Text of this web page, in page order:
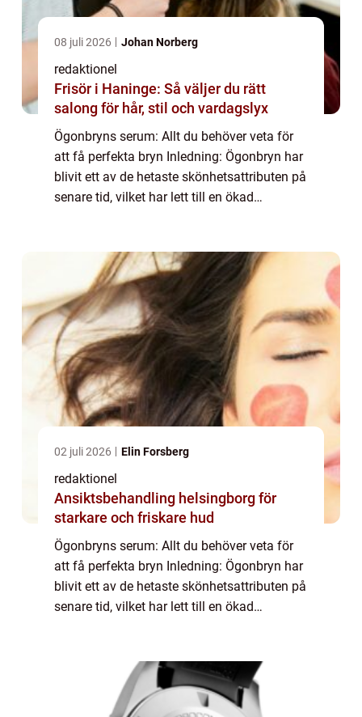
08 juli 2026 Johan Norberg
redaktionel
Frisör i Haninge: Så väljer du rätt
salong för hår, stil och vardagslyx
Ögonbryns serum: Allt du behöver veta för
att få perfekta bryn Inledning: Ögonbryn har
blivit ett av de hetaste skönhetsattributen på
senare tid, vilket har lett till en ökad
02 juli 2026 Elin Forsberg
redaktionel
Ansiktsbehandling helsingborg för
starkare och friskare hud
Ögonbryns serum: Allt du behöver veta för
att få perfekta bryn Inledning: Ögonbryn har
blivit ett av de hetaste skönhetsattributen på
senare tid, vilket har lett till en ökad